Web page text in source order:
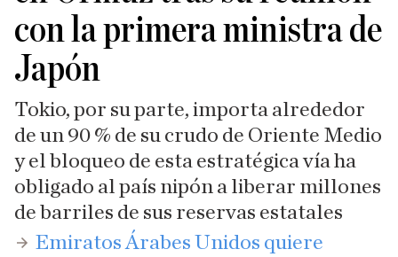
con la primera ministra de
Japón
Tokio, por su parte, importa alrededor
de un 90 % de su crudo de Oriente Medio
y el bloqueo de esta estratégica vía ha
obligado al país nipón a liberar millones
de barriles de sus reservas estatales
​Emiratos Árabes Unidos quiere